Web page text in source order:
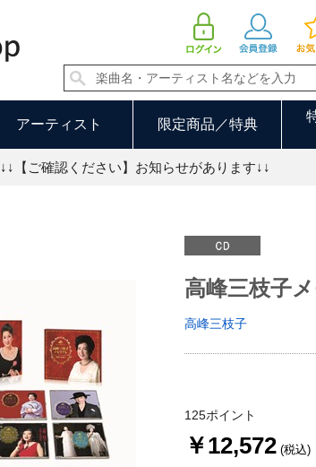
アーティスト 限定商品／特典
↓↓【ご確認ください】お知らせがあります↓↓
高峰三枝子
高峰三枝子
125ポイント
￥12,572 (税込)